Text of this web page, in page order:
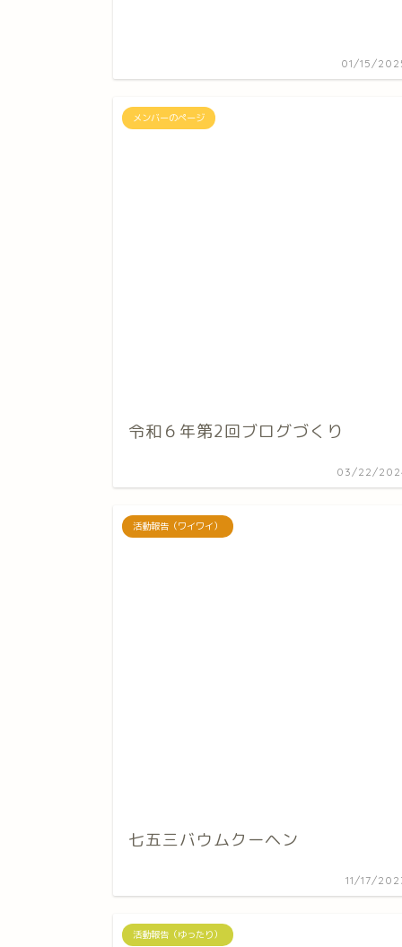
01/15/
メンバーのページ
令和６年第2回ブログづくり
03/22/
活動報告（ワイワイ）
七五三バウムクーヘン
11/17/
活動報告（ゆったり）